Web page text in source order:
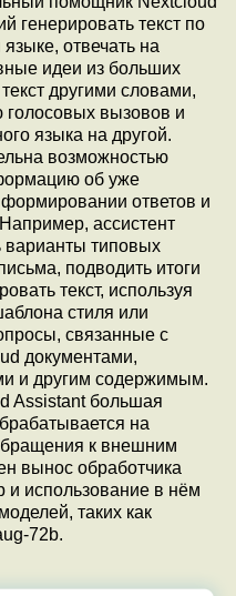
генерировать текст по
отвечать на
идеи из больших
другими словами,
голосовых вызовов и
языка на другой.
возможностью
об уже
ответов и
ассистент
варианты типовых
подводить итоги
текст, используя
стиля или
связанные с
документами,
и другим содержимым.
Assistant большая
на
к внешним
вынос обработчика
и использование в нём
таких как
72b.